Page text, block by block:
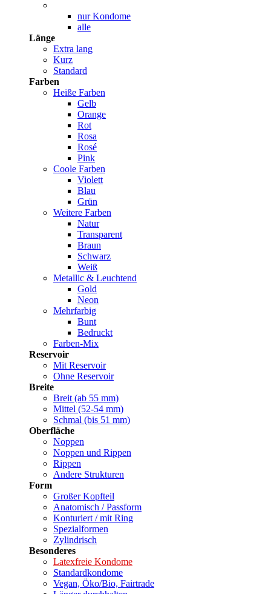
nur Kondome
alle
Länge
Extra lang
Kurz
Standard
Farben
Heiße Farben
Gelb
Orange
Rot
Rosa
Rosé
Pink
Coole Farben
Violett
Blau
Grün
Weitere Farben
Natur
Transparent
Braun
Schwarz
Weiß
Metallic & Leuchtend
Gold
Neon
Mehrfarbig
Bunt
Bedruckt
Farben-Mix
Reservoir
Mit Reservoir
Ohne Reservoir
Breite
Breit (ab 55 mm)
Mittel (52-54 mm)
Schmal (bis 51 mm)
Oberfläche
Noppen
Noppen und Rippen
Rippen
Andere Strukturen
Form
Großer Kopfteil
Anatomisch / Passform
Konturiert / mit Ring
Spezialformen
Zylindrisch
Besonderes
Latexfreie Kondome
Standardkondome
Vegan, Öko/Bio, Fairtrade